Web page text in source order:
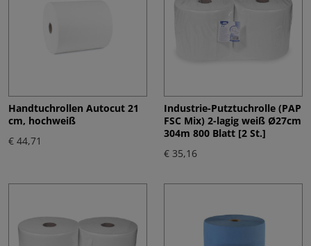
Handtuchrollen Autocut 21
cm, hochweiß
€ 44,71
Industrie-Putztuchrolle (PAP
FSC Mix) 2-lagig weiß Ø27cm
304m 800 Blatt [2 St.]
€ 35,16